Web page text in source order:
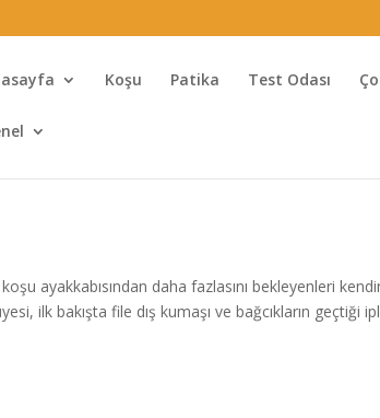
Koşu Patika Test Odası
ayakkabısından daha fazlasını bekleyenleri
ilk bakışta file dış kumaşı ve bağcıkların geçtiği